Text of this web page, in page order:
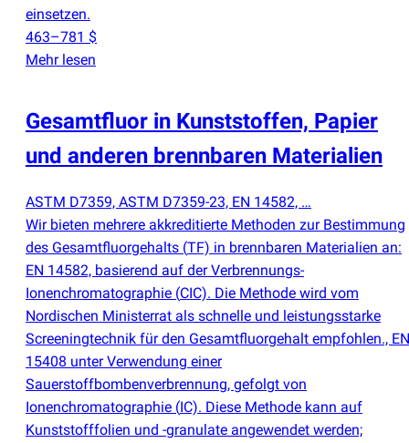
einsetzen.
463–781 $
Mehr lesen
Gesamtfluor in Kunststoffen, Papier
und anderen brennbaren Materialien
ASTM D7359, ASTM D7359-23, EN 14582, …
Wir bieten mehrere akkreditierte Methoden zur Bestimmung
des Gesamtfluorgehalts (TF) in brennbaren Materialien an:
EN 14582, basierend auf der Verbrennungs-
Ionenchromatographie (CIC). Die Methode wird vom
Nordischen Ministerrat als schnelle und leistungsstarke
Screeningtechnik für den Gesamtfluorgehalt empfohlen., EN
15408 unter Verwendung einer
Sauerstoffbombenverbrennung, gefolgt von
Ionenchromatographie (IC). Diese Methode kann auf
Kunststofffolien und -granulate angewendet werden;